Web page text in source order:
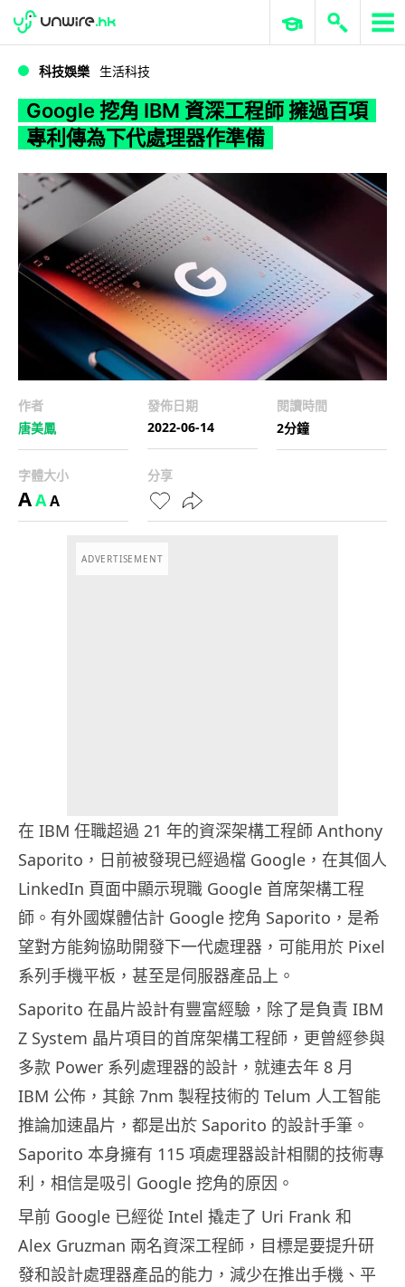
WWDC 2026 ERP 與商業 AI
科技娛樂 生活科技
Google 挖角 IBM 資深工程師 擁過百項
專利傳為下代處理器作準備
作者
唐美鳳
發佈日期
2022-06-14
閱讀時間
2分鐘
字體大小
AAA
分享
ADVERTISEMENT
在 IBM 任職超過 21 年的資深架構工程師 Anthony
Saporito，日前被發現已經過檔 Google，在其個人
LinkedIn 頁面中顯示現職 Google 首席架構工程
師。有外國媒體估計 Google 挖角 Saporito，是希
望對方能夠協助開發下一代處理器，可能用於 Pixel
系列手機平板，甚至是伺服器產品上。
Saporito 在晶片設計有豐富經驗，除了是負責 IBM
Z System 晶片項目的首席架構工程師，更曾經參與
多款 Power 系列處理器的設計，就連去年 8 月
IBM 公佈，其餘 7nm 製程技術的 Telum 人工智能
推論加速晶片，都是出於 Saporito 的設計手筆。
Saporito 本身擁有 115 項處理器設計相關的技術專
利，相信是吸引 Google 挖角的原因。
早前 Google 已經從 Intel 撬走了 Uri Frank 和
Alex Gruzman 兩名資深工程師，目標是要提升研
發和設計處理器產品的能力，減少在推出手機、平